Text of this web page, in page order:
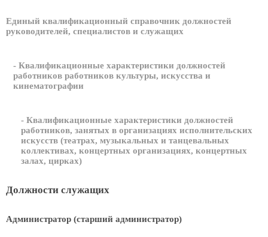
Единый квалификационный справочник должностей
руководителей, специалистов и служащих
- Квалификационные характеристики должностей
работников работников культуры, искусства и
кинематографии
- Квалификационные характеристики должностей
работников, занятых в организациях исполнительских
искусств (театрах, музыкальных и танцевальных
коллективах, концертных организациях, концертных
залах, цирках)
Должности служащих
Администратор (старший администратор)